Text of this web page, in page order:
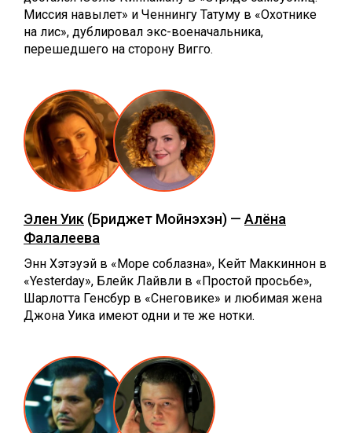
Миссия навылет» и Ченнингу Татуму в «Охотнике
на лис», дублировал экс-военачальника,
перешедшего на сторону Вигго.
Элен Уик (Бриджет Мойнэхэн) — Алёна
Фалалеева
Энн Хэтэуэй в «Море соблазна», Кейт Маккиннон в
«Yesterday», Блейк Лайвли в «Простой просьбе»,
Шарлотта Генсбур в «Снеговике» и любимая жена
Джона Уика имеют одни и те же нотки.